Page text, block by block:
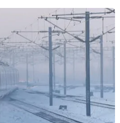
VIỆT NAM
DUẨN
THỊ TÁM, KHÚC THANH
Quy định sử dụng